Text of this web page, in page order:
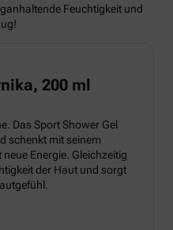
Feuchtigkeit und
200 ml
Das Sport Shower Gel
schenkt mit seinem
Energie. Gleichzeitig
der Haut und sorgt